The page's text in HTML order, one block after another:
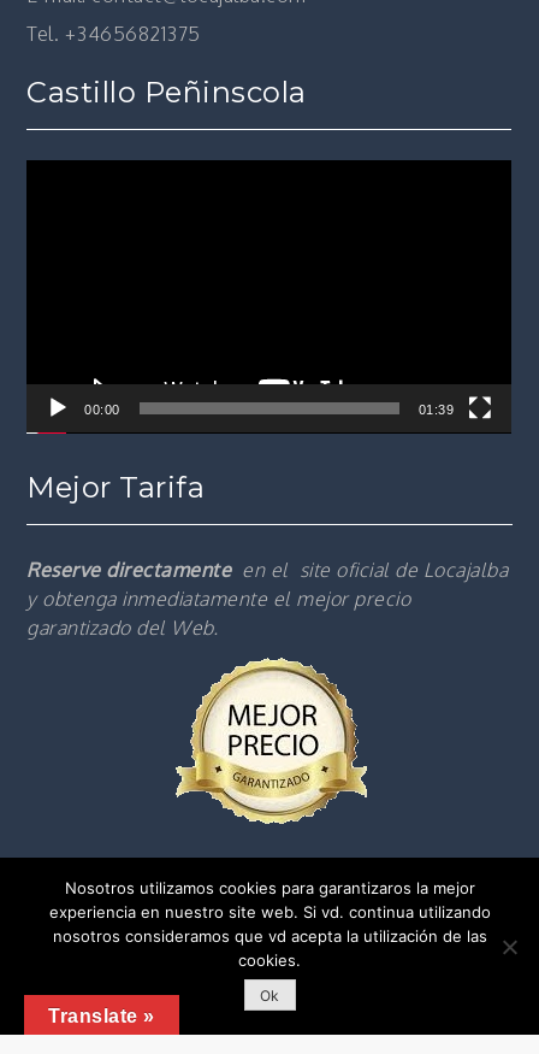
Tel. +34656821375
Castillo Peñinscola
00:00 01:39
Mejor Tarifa
Reserve directamente en el site oficial de Locajalba
y obtenga inmediatamente el mejor precio
garantizado del Web.
Copyright © 2018 | Tous droits réservés |
Menciones légales(Es)
Shark Business byShark Themes
Translate »
Nosotros utilizamos cookies para garantizaros la mejor
experiencia en nuestro site web. Si vd. continua utilizando
nosotros consideramos que vd acepta la utilización de las
cookies.
Ok